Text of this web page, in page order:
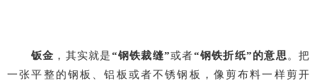
钣金 ，其实就是“钢铁裁缝”或者“钢铁折纸”的意思 。把
一张平整的钢板、铝板或者不锈钢板，像剪布料一样剪开